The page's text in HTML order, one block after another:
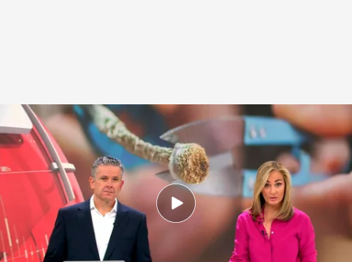
Las noticias, de la mano de Marta Reyero y Roberto Arce
Redacción digital Noticias Cuatro
03 MAR 2024 - 16:15h.
Primer domingo de marzo invernal, con una
decena de comunidades en alerta por nevadas